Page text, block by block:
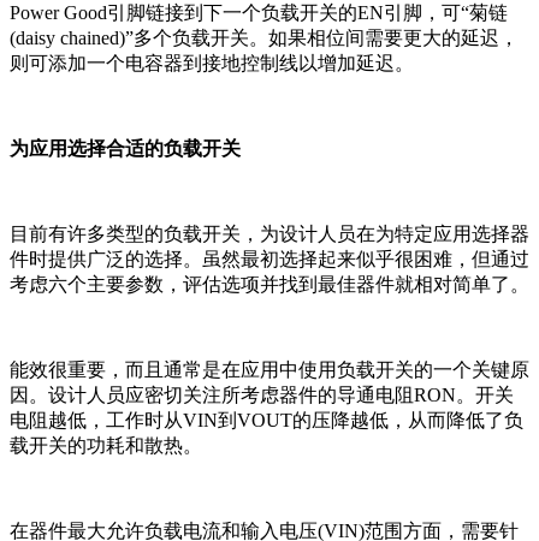
Power Good引脚链接到下一个负载开关的EN引脚，可“菊链
(daisy chained)”多个负载开关。如果相位间需要更大的延迟，
则可添加一个电容器到接地控制线以增加延迟。
为应用选择合适的负载开关
目前有许多类型的负载开关，为设计人员在为特定应用选择器
件时提供广泛的选择。虽然最初选择起来似乎很困难，但通过
考虑六个主要参数，评估选项并找到最佳器件就相对简单了。
能效很重要，而且通常是在应用中使用负载开关的一个关键原
因。设计人员应密切关注所考虑器件的导通电阻RON。开关
电阻越低，工作时从VIN到VOUT的压降越低，从而降低了负
载开关的功耗和散热。
在器件最大允许负载电流和输入电压(VIN)范围方面，需要针